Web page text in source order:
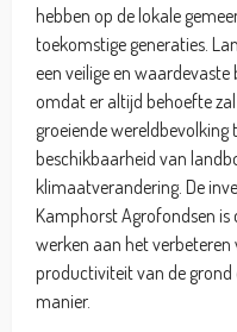
hebben op de lokale
toekomstige generaties.
een veilige en
omdat er altijd behoefte
groeiende
beschikbaarheid van
klimaatverandering. De
Kamphorst Agrofondsen
werken aan het
productiviteit van de
manier.